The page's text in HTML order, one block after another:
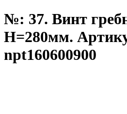
№: 37. Винт
Н=280мм.
npt160600900